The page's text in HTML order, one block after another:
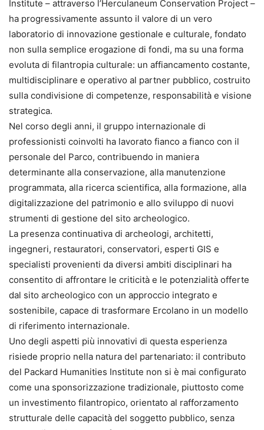
Institute – attraverso l’Herculaneum Conservation Project –
ha progressivamente assunto il valore di un vero
laboratorio di innovazione gestionale e culturale, fondato
non sulla semplice erogazione di fondi, ma su una forma
evoluta di filantropia culturale: un affiancamento costante,
multidisciplinare e operativo al partner pubblico, costruito
sulla condivisione di competenze, responsabilità e visione
strategica.
Nel corso degli anni, il gruppo internazionale di
professionisti coinvolti ha lavorato fianco a fianco con il
personale del Parco, contribuendo in maniera
determinante alla conservazione, alla manutenzione
programmata, alla ricerca scientifica, alla formazione, alla
digitalizzazione del patrimonio e allo sviluppo di nuovi
strumenti di gestione del sito archeologico.
La presenza continuativa di archeologi, architetti,
ingegneri, restauratori, conservatori, esperti GIS e
specialisti provenienti da diversi ambiti disciplinari ha
consentito di affrontare le criticità e le potenzialità offerte
dal sito archeologico con un approccio integrato e
sostenibile, capace di trasformare Ercolano in un modello
di riferimento internazionale.
Uno degli aspetti più innovativi di questa esperienza
risiede proprio nella natura del partenariato: il contributo
del Packard Humanities Institute non si è mai configurato
come una sponsorizzazione tradizionale, piuttosto come
un investimento filantropico, orientato al rafforzamento
strutturale delle capacità del soggetto pubblico, senza